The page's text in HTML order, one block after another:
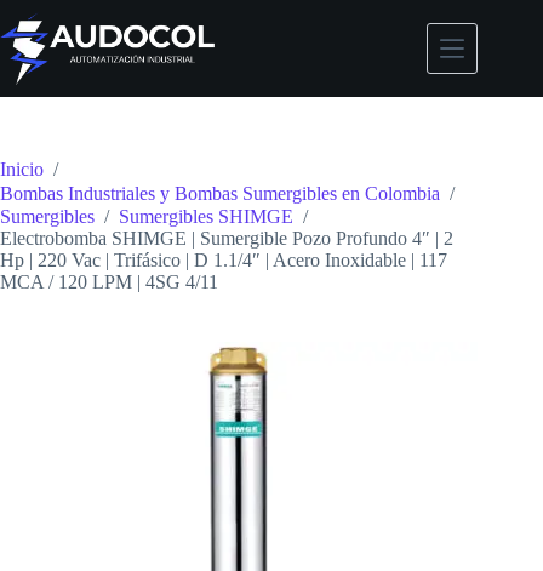
Saltar
al
contenido
Inicio /
Bombas Industriales y Bombas Sumergibles en Colombia /
Sumergibles / Sumergibles SHIMGE /
Electrobomba SHIMGE | Sumergible Pozo Profundo 4″ | 2
Hp | 220 Vac | Trifásico | D 1.1/4″ | Acero Inoxidable | 117
MCA / 120 LPM | 4SG 4/11